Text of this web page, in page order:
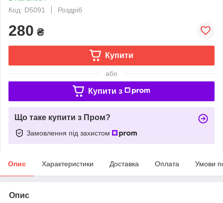
Код: D5091
Роздріб
280 ₴
Купити
або
Купити з
Що таке купити з Пром?
Замовлення під захистом
Опис Характеристики Доставка Оплата Умови
Опис